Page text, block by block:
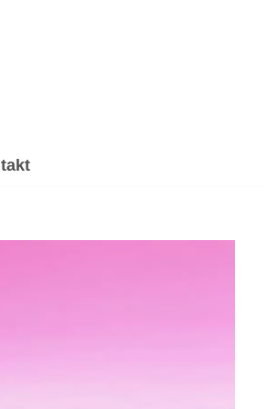
Psychologische
Beratung oder ✔️
Ich bin bereit für Deine